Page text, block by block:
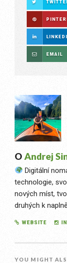
EMAIL
O Andrej
Digitální
technologie,
nových míst,
druhých k
WEBSITE
YOU MIGHT